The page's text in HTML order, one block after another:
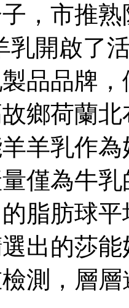
，市推
開啟了活
品牌
鄉荷蘭
羊羊乳作
僅為牛乳
它的脂肪球
選出的莎
 ，層